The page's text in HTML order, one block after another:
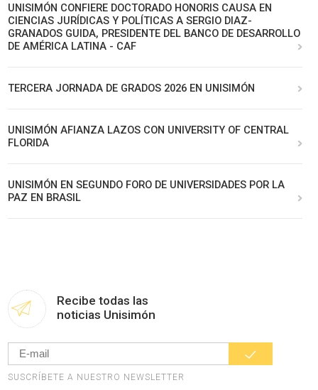
UNISIMÓN CONFIERE DOCTORADO HONORIS CAUSA EN
CIENCIAS JURÍDICAS Y POLÍTICAS A SERGIO DIAZ-
GRANADOS GUIDA, PRESIDENTE DEL BANCO DE DESARROLLO
DE AMÉRICA LATINA - CAF
TERCERA JORNADA DE GRADOS 2026 EN UNISIMÓN
UNISIMÓN AFIANZA LAZOS CON UNIVERSITY OF CENTRAL
FLORIDA
UNISIMÓN EN SEGUNDO FORO DE UNIVERSIDADES POR LA
PAZ EN BRASIL
Recibe todas las
noticias Unisimón
SUSCRÍBETE A NUESTRO NEWSLETTER